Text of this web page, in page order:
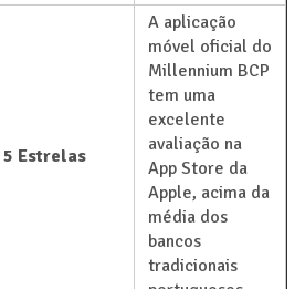
Estrelas
A aplicação
móvel oficial do
Millennium BCP
tem uma
excelente
avaliação na
App Store da
Apple, acima da
média dos
bancos
tradicionais